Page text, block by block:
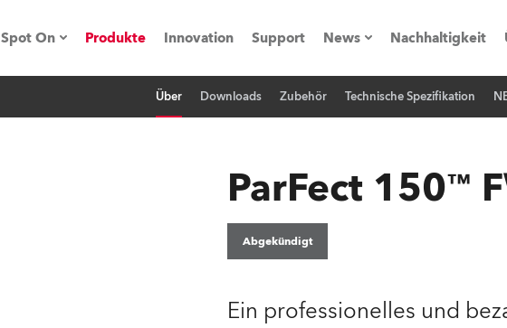
Spot On Produkte Innovation Support News
Pressemitteilungen
Nachhaltigkeit
Über Downloads Zubehör Technische Spezifikation
ParFect 150™
Abgekündigt
Ein professionelles und